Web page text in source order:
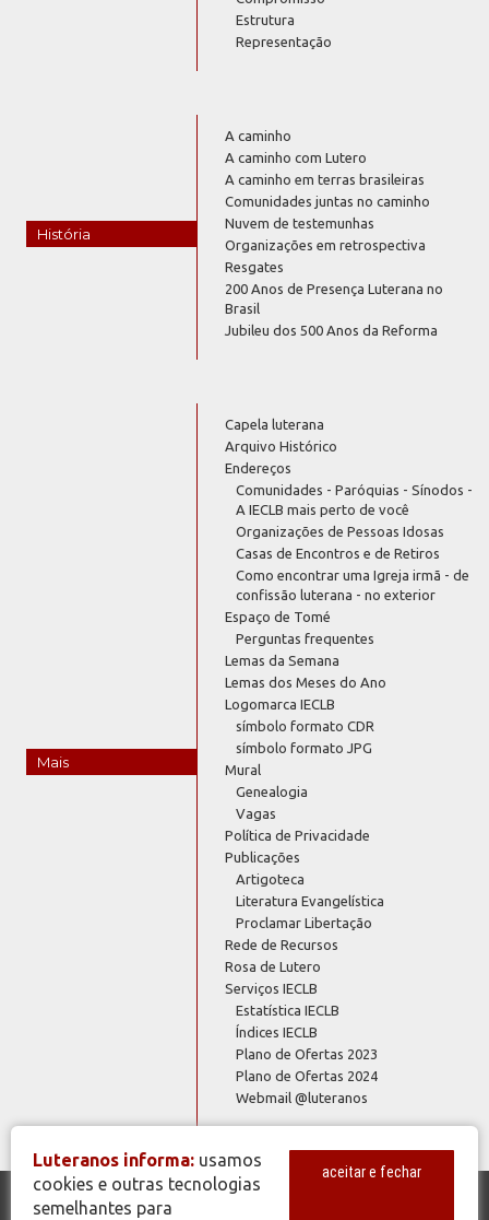
Estrutura
Representação
História
A caminho
A caminho com Lutero
A caminho em terras brasileiras
Comunidades juntas no caminho
Nuvem de testemunhas
Organizações em retrospectiva
Resgates
200 Anos de Presença Luterana no
Brasil
Jubileu dos 500 Anos da Reforma
Mais
Capela luterana
Arquivo Histórico
Endereços
Comunidades - Paróquias - Sínodos -
A IECLB mais perto de você
Organizações de Pessoas Idosas
Casas de Encontros e de Retiros
Como encontrar uma Igreja irmã - de
confissão luterana - no exterior
Espaço de Tomé
Perguntas frequentes
Lemas da Semana
Lemas dos Meses do Ano
Logomarca IECLB
símbolo formato CDR
símbolo formato JPG
Mural
Genealogia
Vagas
Política de Privacidade
Publicações
Artigoteca
Literatura Evangelística
Proclamar Libertação
Rede de Recursos
Rosa de Lutero
Serviços IECLB
Estatística IECLB
Índices IECLB
Plano de Ofertas 2023
Plano de Ofertas 2024
Webmail @luteranos
Luteranos informa: usamos
cookies e outras tecnologias
semelhantes para
aceitar e fechar